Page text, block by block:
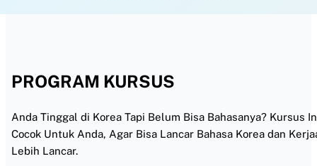
PROGRAM KURSUS
Anda Tinggal di Korea Tapi Belum Bisa Bahasanya? Kursus
Cocok Untuk Anda, Agar Bisa Lancar Bahasa Korea dan
Lebih Lancar.